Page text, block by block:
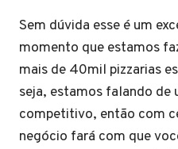
Sem dúvida esse é um
momento que estamos
mais de 40mil pizzarias
seja, estamos falando de
competitivo, então com
negócio fará com que